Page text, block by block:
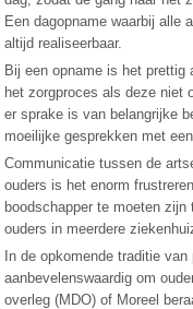
Een dagopname waarbij alle
altijd realiseerbaar.
Bij een opname is het prettig
het zorgproces als deze niet
er sprake is van belangrijke
moeilijke gesprekken met
Communicatie tussen de
ouders is het enorm
boodschapper te moeten
ouders in meerdere
In de opkomende traditie
aanbevelenswaardig om
overleg (MDO) of Moreel